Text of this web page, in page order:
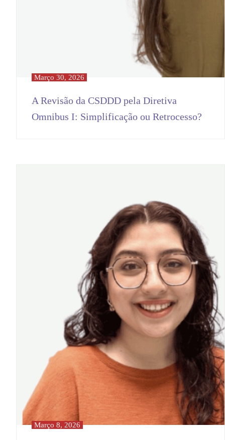
A Revisão da CSDDD pela Diretiva
Omnibus I: Simplificação ou Retrocesso?
Março 30, 2026
Março 8, 2026